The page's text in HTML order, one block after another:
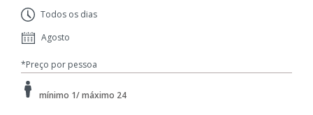
Todos os dias
Agosto
*Preço por pessoa
mínimo 1/ máximo 24